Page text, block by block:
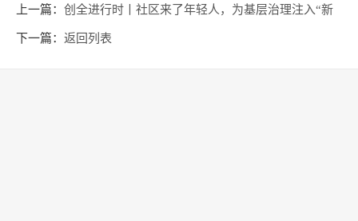
上一篇： 创全进行时丨社区来了年轻人，为基层治理注入“新
活力”
下一篇： 返回列表